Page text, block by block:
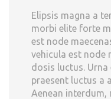
Elipsis magna a
morbi elite forte
est node
vehicula est node
dosis luctus. Urna
praesent luctus a
Aenean interdum,